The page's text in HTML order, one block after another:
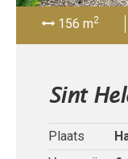
156 m2
Sint
Plaats